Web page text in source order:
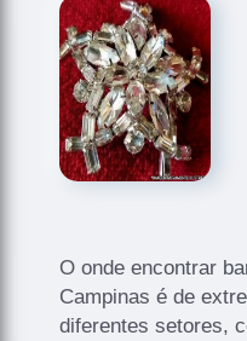
O onde encontrar
Campinas é de
diferentes setores,